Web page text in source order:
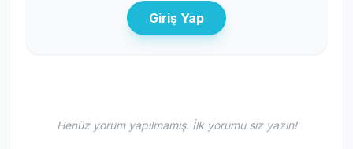
Giriş Yap
Henüz yorum yapılmamış. İlk yorumu siz yazın!